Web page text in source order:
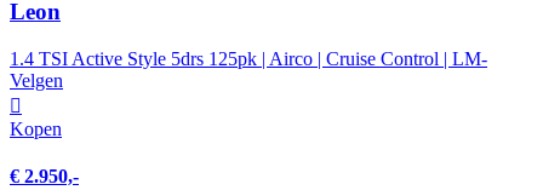
Leon
1.4 TSI Active Style 5drs 125pk | Airco | Cruise Control | LM-
Velgen
Kopen
€ 2.950,-